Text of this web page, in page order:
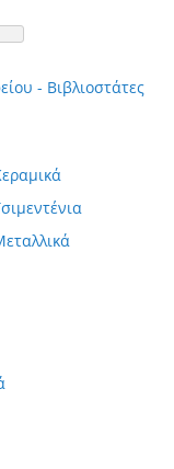
- Βιβλιοστάτες